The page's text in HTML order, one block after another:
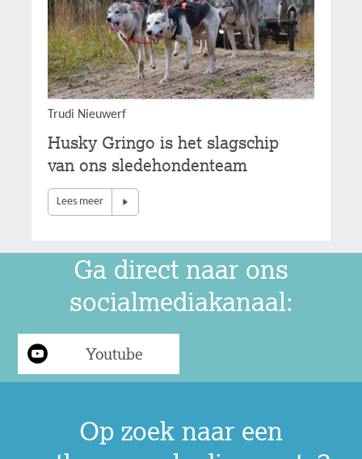
Trudi Nieuwerf
Husky Gringo is het slagschip
van ons sledehondenteam
Lees meer
Ga direct naar ons
socialmediakanaal:
Youtube
Op zoek naar een